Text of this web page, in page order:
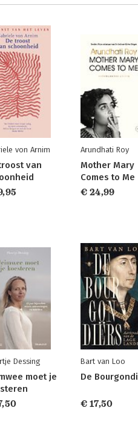
von Arnim
van
Arundhati Roy
Mother Mary
Comes to Me
€ 24,99
Dessing
moet je
Bart van Loo
De
€ 17,50